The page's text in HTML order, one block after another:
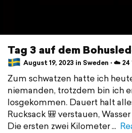
Tag 3 auf dem
August 19, 2023 in Sweden ⋅ ☁️ 24
Zum schwatzen hatte ich
niemanden, trotzdem bin ich
losgekommen. Dauert halt
Rucksack 🎒 verstauen,
Die ersten zwei Kilometer